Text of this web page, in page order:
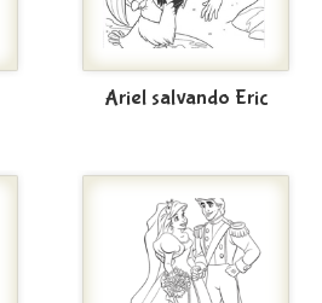
Ariel salvando Eric